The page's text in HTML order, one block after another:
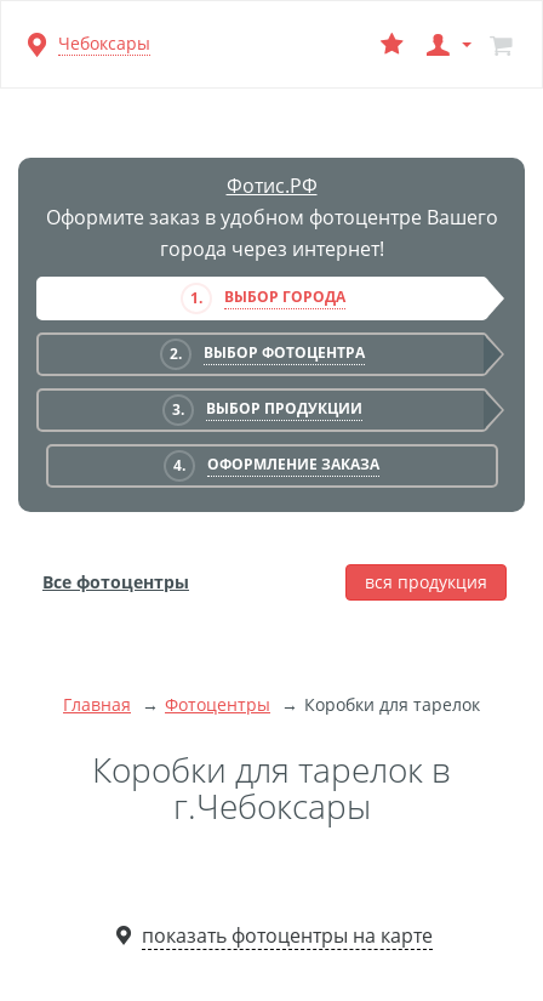
Перейти
к
Чебоксары
Фотис.РФ
Оформите заказ в удобном фотоцентре Вашего
города через интернет!
1. ВЫБОР ГОРОДА
2. ВЫБОР ФОТОЦЕНТРА
3. ВЫБОР ПРОДУКЦИИ
4. ОФОРМЛЕНИЕ ЗАКАЗА
Все фотоцентры
печать
Фото на холсте с
Мультипанно
вся продукция
Главная Фотоцентры Коробки для тарелок
Коробки для тарелок в
г.Чебоксары
показать фотоцентры на карте